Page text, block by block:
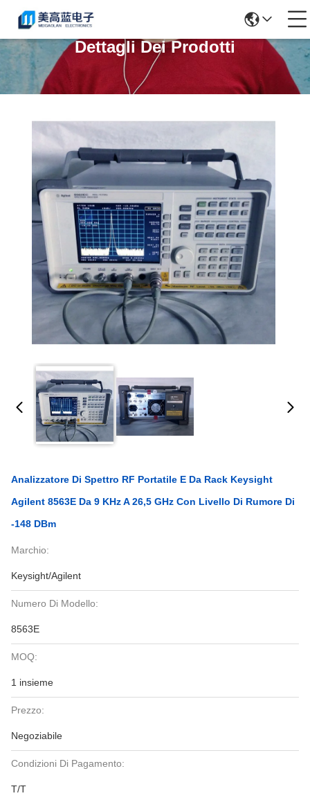
Dettagli Dei Prodotti
Analizzatore Di Spettro RF Portatile E Da Rack Keysight
Agilent 8563E Da 9 KHz A 26,5 GHz Con Livello Di Rumore Di
-148 DBm
Marchio:
Keysight/Agilent
Numero Di Modello:
8563E
MOQ:
1 insieme
Prezzo:
Negoziabile
Condizioni Di Pagamento:
T/T